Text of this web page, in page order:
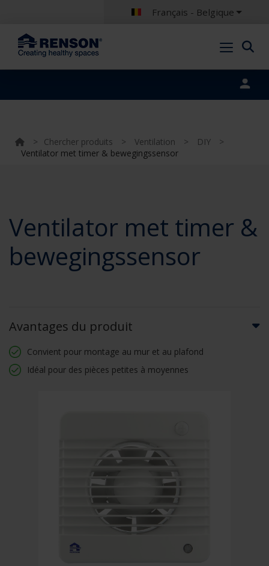
Français - Belgique
> Chercher produits > Ventilation > DIY
>
Ventilator met timer & bewegingssensor
Ventilator met timer &
bewegingssensor
Avantages du produit
Convient pour montage au mur et au plafond
Idéal pour des pièces petites à moyennes